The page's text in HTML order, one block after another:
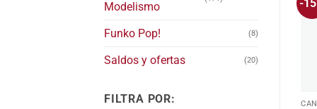
Modelismo
Funko Pop! (8)
Saldos y ofertas (20)
FILTRA POR:
-